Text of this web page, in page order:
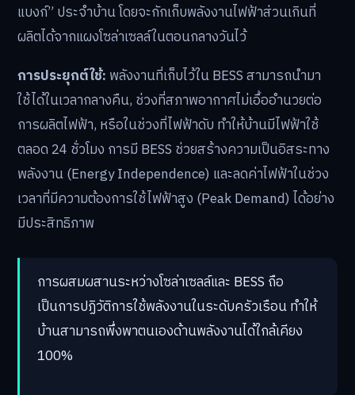
แบงก์” ประจำบ้าน โดยจะกักเก็บพลังงานไฟฟ้าส่วนเกินที่
ผลิตได้จากแผงโซล่าเซลล์ในตอนกลางวันไว้
การประยุกต์ใช้: พลังงานที่เก็บไว้ใน BESS สามารถนำมา
ใช้ได้ในเวลากลางคืน, ช่วงที่สภาพอากาศไม่เอื้ออำนวยต่อ
การผลิตไฟฟ้า, หรือในช่วงที่ไฟฟ้าดับ ทำให้บ้านมีไฟฟ้าใช้
ตลอด 24 ชั่วโมง การมี BESS ช่วยสร้างความเป็นอิสระทาง
พลังงาน (Energy Independence) และลดค่าไฟฟ้าในช่วง
เวลาที่มีความต้องการใช้ไฟฟ้าสูง (Peak Demand) ได้อย่าง
มีประสิทธิภาพ
การผสมผสานระหว่างโซล่าเซลล์และ BESS ถือ
เป็นการปฏิวัติการใช้พลังงานในระดับครัวเรือน ทำให้
บ้านสามารถพึ่งพาตนเองด้านพลังงานได้ใกล้เคียง
100%